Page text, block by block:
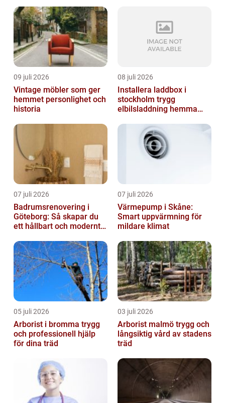
09 juli 2026
Vintage möbler som ger
hemmet personlighet och
historia
08 juli 2026
Installera laddbox i
stockholm trygg
elbilsladdning hemma
07 juli 2026
Badrumsrenovering i
Göteborg: Så skapar du
ett hållbart och modernt
07 juli 2026
Värmepump i Skåne:
Smart uppvärmning för
mildare klimat
05 juli 2026
Arborist i bromma trygg
och professionell hjälp
för dina träd
03 juli 2026
Arborist malmö trygg och
långsiktig vård av stadens
träd